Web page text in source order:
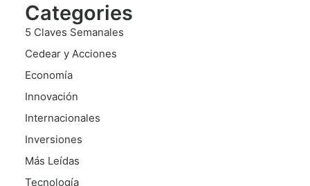
Categories
5 Claves Semanales
Cedear y Acciones
Economía
Innovación
Internacionales
Inversiones
Más Leídas
Tecnología